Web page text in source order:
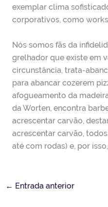
exemplar clima
corporativos, como
Nós somos fãs da
grelhador que existe em
circunstância, trata-
para abancar cozerem
afogueamento da
da Worten, encontra
acrescentar carvão,
acrescentar carvão,
até com rodas) e, por
← Entrada anterior